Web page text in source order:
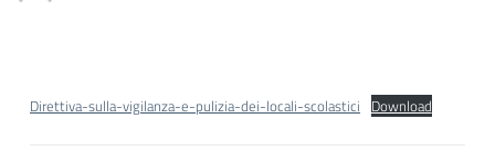
Direttiva-sulla-vigilanza-e-pulizia-dei-locali-scolastici Download